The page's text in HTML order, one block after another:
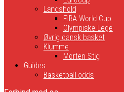
Landshold
FIBA World Cup
Olympiske Lege
Øvrig dansk basket
Klumme
Morten Stig
Guides
Basketball odds